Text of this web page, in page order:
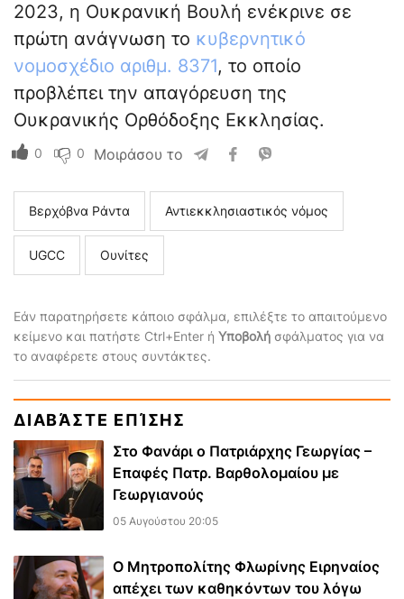
2023, η Ουκρανική Βουλή ενέκρινε σε
πρώτη ανάγνωση το κυβερνητικό
νομοσχέδιο αριθμ. 8371, το οποίο
προβλέπει την απαγόρευση της
Ουκρανικής Ορθόδοξης Εκκλησίας.
0 0 Μοιράσου το
Βερχόβνα Ράντα Αντιεκκλησιαστικός νόμος
UGCC Ουνίτες
Εάν παρατηρήσετε κάποιο σφάλμα, επιλέξτε το απαιτούμενο
κείμενο και πατήστε Ctrl+Enter ή Υποβολή σφάλματος για να
το αναφέρετε στους συντάκτες.
ΔΙΑΒΆΣΤΕ ΕΠΊΣΗΣ
Στο Φανάρι ο Πατριάρχης Γεωργίας –
Επαφές Πατρ. Βαρθολομαίου με
Γεωργιανούς
05 Αυγούστου 20:05
Ο Μητροπολίτης Φλωρίνης Ειρηναίος
απέχει των καθηκόντων του λόγω